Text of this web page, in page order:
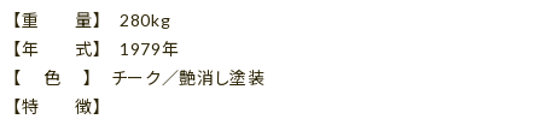
【重 量】 280kg
【年 式】 1979年
【 色 】 チーク／艶消し塗装
【特 徴】